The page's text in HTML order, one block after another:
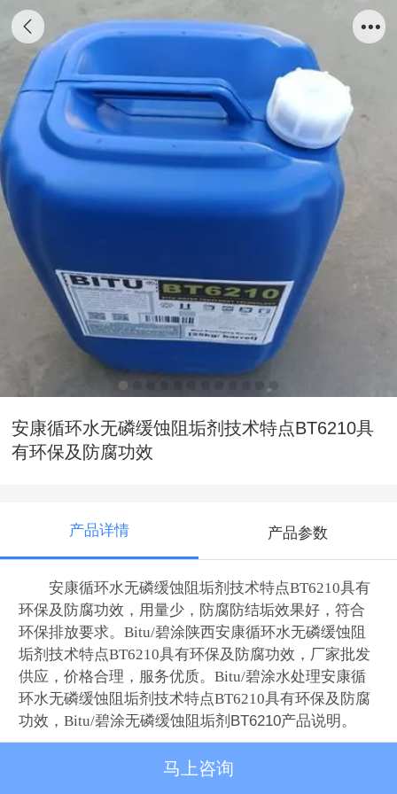
安康循环水无磷缓蚀阻垢剂技术特点BT6210具
有环保及防腐功效
产品详情 产品参数
安康循环水无磷缓蚀阻垢剂技术特点BT6210具有
环保及防腐功效，用量少，防腐防结垢效果好，符合
环保排放要求。 Bitu/碧涂陕西安康循环水无磷缓蚀阻
垢剂技术特点BT6210具有环保及防腐功效，厂家批发
供应，价格合理，服务优质。 Bitu/碧涂水处理安康循
环水无磷缓蚀阻垢剂技术特点BT6210具有环保及防腐
功效，Bitu/碧涂无磷缓蚀阻垢剂BT6210产品说明。
马上咨询